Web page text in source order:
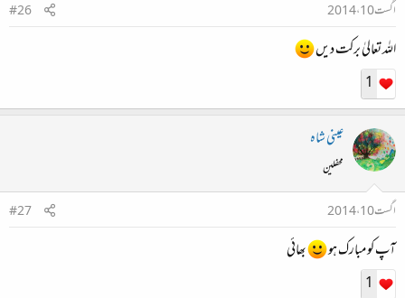
اگست 10، 2014
#26
اللہ تعالیٰ برکت دیں
1
عینی شاہ
محفلین
اگست 10، 2014
#27
آپ کو مبارک ہو بھائی
1